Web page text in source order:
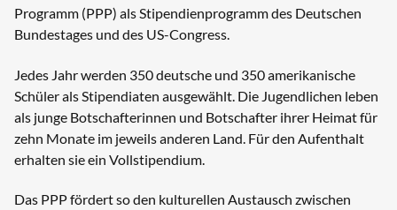
Programm (PPP) als Stipendienprogramm des Deutschen
Bundestages und des US-Congress.
Jedes Jahr werden 350 deutsche und 350 amerikanische
Schüler als Stipendiaten ausgewählt. Die Jugendlichen leben
als junge Botschafterinnen und Botschafter ihrer Heimat für
zehn Monate im jeweils anderen Land. Für den Aufenthalt
erhalten sie ein Vollstipendium.
Das PPP fördert so den kulturellen Austausch zwischen